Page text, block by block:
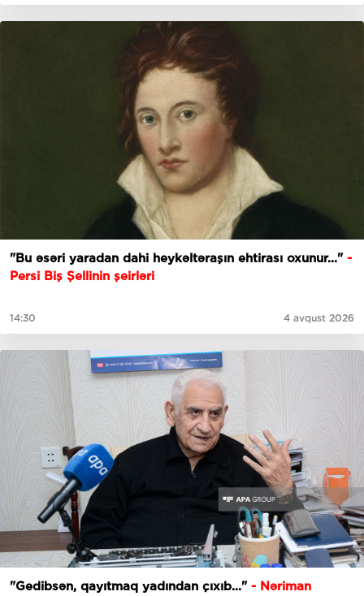
"Bu əsəri yaradan dahi heykəltəraşın ehtirası oxunur..." -
Persi Biş Şellinin şeirləri
14:30 4 avqust 2026
"Gedibsәn, qayıtmaq yadından çıxıb..." - Nəriman